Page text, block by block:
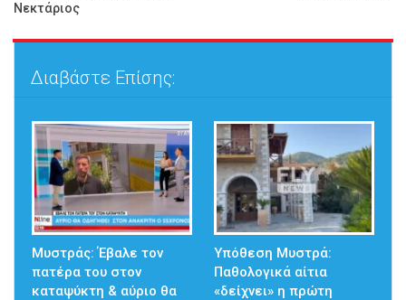
Νεκτάριος
Διαβάστε Επίσης:
Μυστράς: Έβαλε τον
πατέρα του στον
καταψύκτη & αύριο θα
Υπόθεση Μυστρά:
Παθολογικά αίτια
«δείχνει» η πρώτη